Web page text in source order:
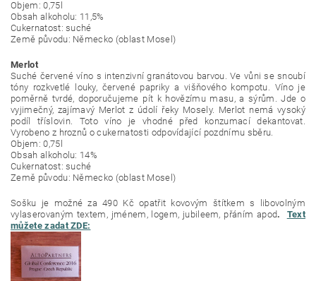
Objem: 0,75l
Obsah alkoholu: 11,5%
Cukernatost: suché
Země původu: Německo (oblast Mosel)
Merlot
Suché červené víno s intenzivní granátovou barvou. Ve vůni se snoubí
tóny rozkvetlé louky, červené papriky a višňového kompotu. Víno je
poměrně tvrdé, doporučujeme pít k hovězímu masu, a sýrům. Jde o
vyjimečný, zajímavý Merlot z údolí řeky Mosely. Merlot nemá vysoký
podíl tříslovin. Toto víno je vhodné před konzumací dekantovat.
Vyrobeno z hroznů o cukernatosti odpovídající pozdnímu sběru.
Objem: 0,75l
Obsah alkoholu: 14%
Cukernatost: suché
Země původu: Německo (oblast Mosel)
Sošku je možné za 490 Kč opatřit kovovým štítkem s libovolným
vylaserovaným textem, jménem, logem, jubileem, přáním apod.
Text
můžete zadat ZDE: